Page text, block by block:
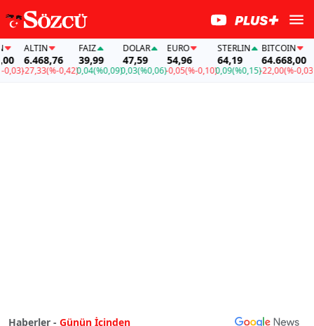
ALTIN
6.468,76
-27,33(%-0,42)
FAİZ
39,99
0,04(%0,09)
DOLAR
47,59
0,03(%0,06)
EURO
54,96
-0,05(%-0,10)
STERLIN
64,19
0,09(%0,15)
BITCOIN
64.668,00
-22,00(%-0,03)-
Haberler - Günün İçinden